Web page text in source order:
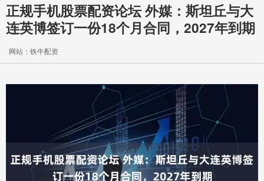
正规手机股票配资论坛 外媒：斯坦丘与大
连英博签订一份18个月合同，2027年到期
网站：铁牛配资